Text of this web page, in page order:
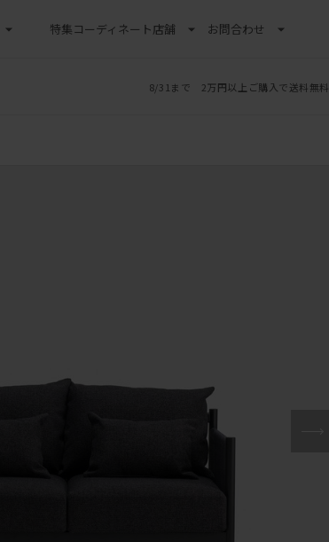
特集コーディネート店舗 お問合わせ
8/31まで 2万円以上ご購入で送料無料